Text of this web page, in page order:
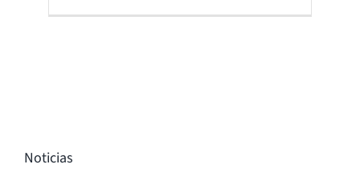
Noticias